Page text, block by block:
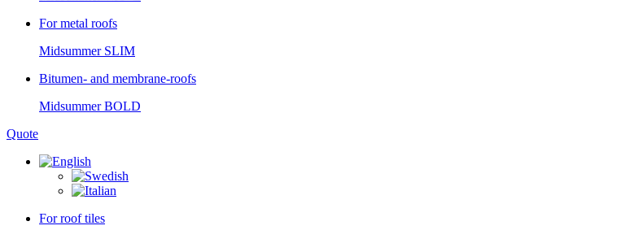
For metal roofs
Midsummer SLIM
Bitumen- and membrane-roofs
MidsummerBOLD
Quote
For roof tiles